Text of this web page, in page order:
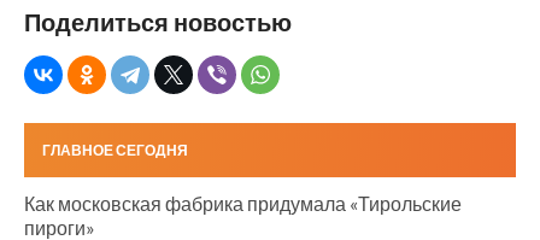
Поделиться новостью
ГЛАВНОЕ СЕГОДНЯ
Как московская фабрика придумала «Тирольские
пироги»